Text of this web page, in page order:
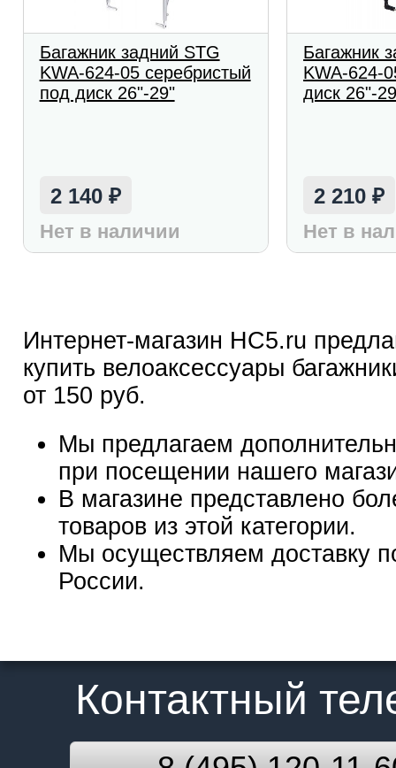
Багажник задний STG
KWA-624-05 серебристый
под диск 26"-29"
2 140 ₽
Нет в наличии
Багажник
KWA-624-
диск 26"-
2 210₽
Нет в
Интернет-магазин HC5.ru
купить велоаксессуары
от 150 руб.
Мы предлагаем
при посещении нашего
В магазине представлено
товаров из этой категории.
Мы осуществляем доставку
России.
Контактный